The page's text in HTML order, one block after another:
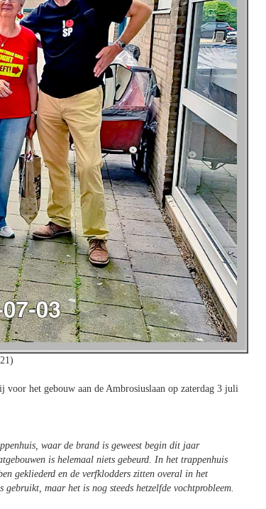
het gebouw aan de Ambrosiuslaan op zaterdag 3 juli
waar de brand is geweest begin dit jaar
is helemaal niets gebeurd. In het trappenhuis
gekliederd en de verfklodders zitten overal in het
maar het is nog steeds hetzelfde vochtprobleem.